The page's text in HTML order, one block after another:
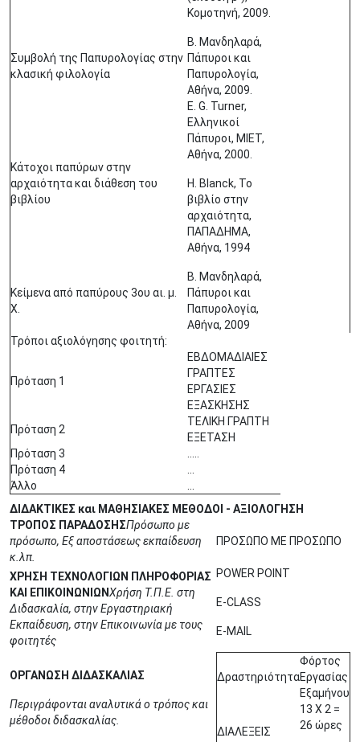
Κομοτηνή, 2009.
Συμβολή της Παπυρολογίας στην
κλασική φιλολογία
Β. Μανδηλαρά,
Πάπυροι και
Παπυρολογία,
Αθήνα, 2009.
Κάτοχοι παπύρων στην
αρχαιότητα και διάθεση του
βιβλίου
E. G. Turner,
Ελληνικοί
Πάπυροι, ΜΙΕΤ,
Αθήνα, 2000.
H. Blanck, Το
βιβλίο στην
αρχαιότητα,
ΠΑΠΑΔΗΜΑ,
Αθήνα, 1994
Κείμενα από παπύρους 3ου αι. μ.
Χ.
Β. Μανδηλαρά,
Πάπυροι και
Παπυρολογία,
Αθήνα, 2009
Τρόποι αξιολόγησης φοιτητή:
Πρόταση 1
ΕΒΔΟΜΑΔΙΑΙΕΣ
ΓΡΑΠΤΕΣ
ΕΡΓΑΣΙΕΣ
ΕΞΑΣΚΗΣΗΣ
Πρόταση 2
ΤΕΛΙΚΗ ΓΡΑΠΤΗ
ΕΞΕΤΑΣΗ
Πρόταση 3
Πρόταση 4
Άλλο
ΔΙΔΑΚΤΙΚΕΣ και ΜΑΘΗΣΙΑΚΕΣ ΜΕΘΟΔΟΙ - ΑΞΙΟΛΟΓΗΣΗ
ΤΡΟΠΟΣ ΠΑΡΑΔΟΣΗΣΠρόσωπο με
πρόσωπο, Εξ αποστάσεως εκπαίδευση
κ.λπ.
ΠΡΟΣΩΠΟ ΜΕ ΠΡΟΣΩΠΟ
ΧΡΗΣΗ ΤΕΧΝΟΛΟΓΙΩΝ ΠΛΗΡΟΦΟΡΙΑΣ
ΚΑΙ ΕΠΙΚΟΙΝΩΝΙΩΝΧρήση Τ.Π.Ε. στη
Διδασκαλία, στην Εργαστηριακή
Εκπαίδευση, στην Επικοινωνία με τους
φοιτητές
POWER POINT
E-CLASS
E-MAIL
ΟΡΓΑΝΩΣΗ ΔΙΔΑΣΚΑΛΙΑΣ
Περιγράφονται αναλυτικά ο τρόπος και
μέθοδοι διδασκαλίας.
Δραστηριότητα
Φόρτος
Εργασίας
Εξαμήνου
ΔΙΑΛΕΞΕΙΣ
13 Χ 2 =
26 ώρες